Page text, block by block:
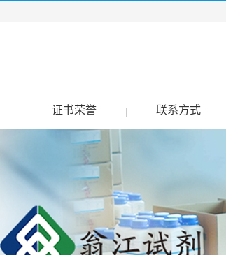
证书荣誉 联系方式